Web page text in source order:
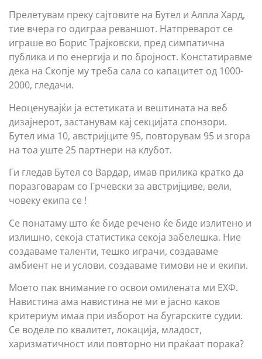
Прелетувам преку сајтовите на Бутел и Алпла Хард,
тие вчера го одиграа реваншот. Натпреварот се
играше во Борис Трајковски, пред симпатична
публика и по енергија и по бројност. Констатиравме
дека на Скопје му треба сала со капацитет од 1000-
2000, гледачи.
Неоценувајќи ја естетиката и вештината на веб
дизајнерот, застанувам кај секцијата спонзори.
Бутел има 10, австријците 95, повторувам 95 и згора
на тоа уште 25 партнери на клубот.
Ги гледав Бутел со Вардар, имав прилика кратко да
поразговарам со Грчевски за австријциве, вели,
човеку екипа се !
Се понатаму што ќе биде речено ќе биде излитено и
излишно, секоја статистика секоја забелешка. Ние
создаваме таленти, тешко играчи, создаваме
амбиент не и услови, создаваме тимови не и екипи.
Моето пак внимание го освои омилената ми ЕХФ.
Навистина ама навистина не ми е јасно каков
критериум имаа при изборот на бугарските судии.
Се воделе по квалитет, локација, младост,
харизматичност или повторно ни праќаат порака?